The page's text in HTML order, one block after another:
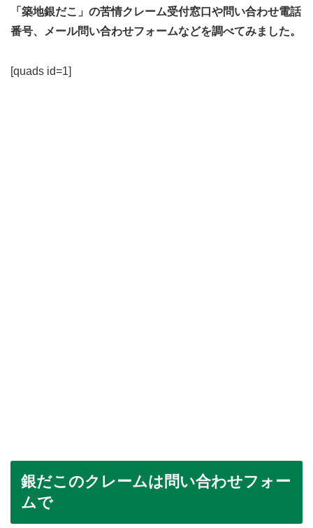
「築地銀だこ」の苦情クレーム受付窓口や問い合わせ電話
番号、メール問い合わせフォームなどを調べてみました。
[quads id=1]
銀だこのクレームは問い合わせフォー
ムで